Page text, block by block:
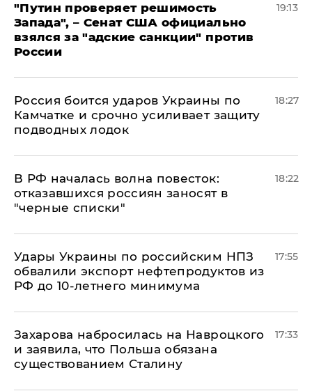
"Путин проверяет решимость
Запада", – Сенат США официально
взялся за "адские санкции" против
России
19:13
Россия боится ударов Украины по
Камчатке и срочно усиливает защиту
подводных лодок
18:27
​В РФ началась волна повесток:
отказавшихся россиян заносят в
"черные списки"
18:22
Удары Украины по российским НПЗ
обвалили экспорт нефтепродуктов из
РФ до 10-летнего минимума
17:55
​Захарова набросилась на Навроцкого
и заявила, что Польша обязана
существованием Сталину
17:33